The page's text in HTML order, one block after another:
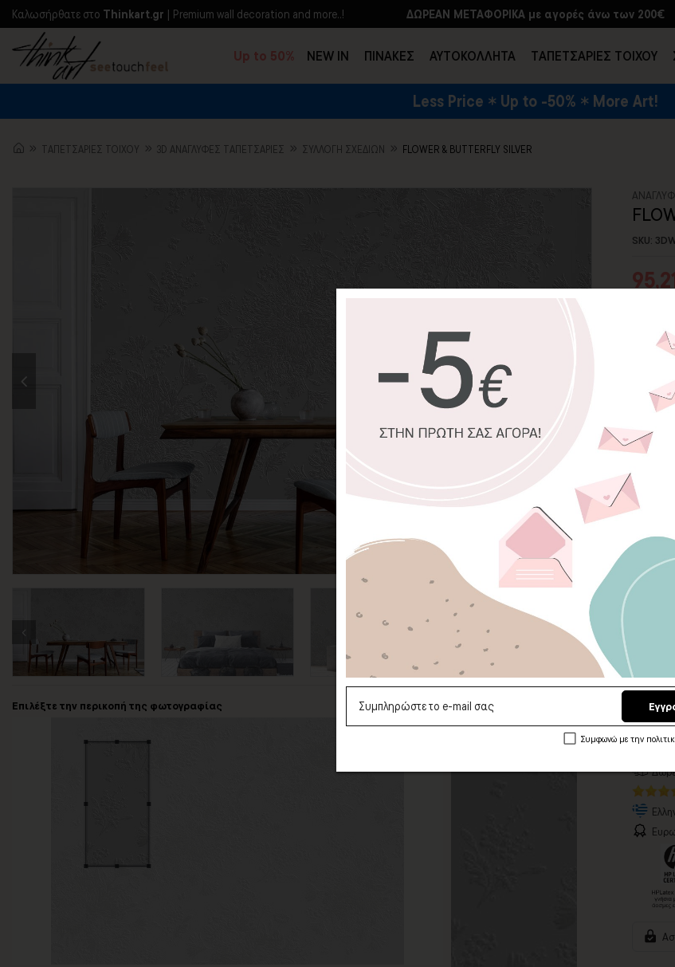
Kαλωσήρθατε στο Thinkart.gr | Premium wall decoration and more..! ΔΩΡΕΑΝ ΜΕΤΑΦΟΡΙΚΑ με αγορές άνω των 200€
Up to 50% NEW IN ΠΙΝΑΚΕΣ ΑΥΤΟΚΟΛΛΗΤΑ TΑΠΕΤΣΑΡΙΕΣ ΤΟΙΧΟΥ
ΕΝΔΥΣΗ & ΑΞΕΣΟΥΑΡ
Less Price Up to -50% More Art!
TΑΠΕΤΣΑΡΙΕΣ ΤΟΙΧΟΥ 3D AΝΑΓΛΥΦΕΣ TΑΠΕΤΣΑΡΙΕΣ ΣΥΛΛΟΓΉ ΣΧΕΔΊΩΝ FLOWER & BUTTERFLY SILVER
Επιλέξτε την περικοπή της φωτογραφίας Η επιλογή σας
SKU:
Το
Το
θα
Min
Συμφωνώ με την